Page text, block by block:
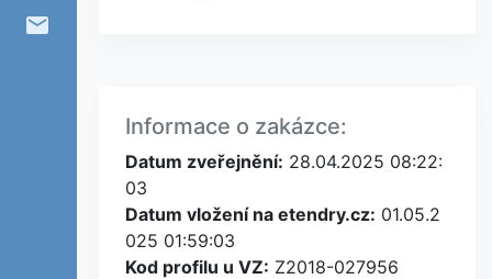
email
Informace o zakázce:
Datum zveřejnění: 28.04.2025 08:22:
03
Datum vložení na etendry.cz: 01.05.2
025 01:59:03
Kod profilu u VZ: Z2018-027956